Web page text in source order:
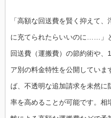
「高額な回送費を賢く抑えて
に充てられたらいいのに……」
回送費（運搬費）の節約術や、
ア別の料金特性を公開してい
ば、不透明な追加請求を未然
率を高めることが可能です。